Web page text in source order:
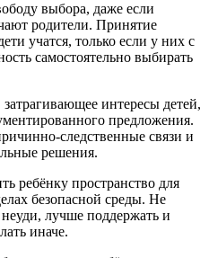
выбора, даже если
родители. Принятие
учатся, только если у них с
самостоятельно выбирать
интересы детей,
предложения.
следственные связи и
решения.
ребёнку пространство для
безопасной среды. Не
лучше поддержать и
иначе.